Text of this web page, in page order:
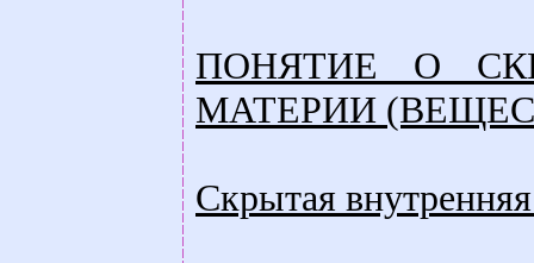
ПОНЯТИЕ О
МАТЕРИИ
Скрытая